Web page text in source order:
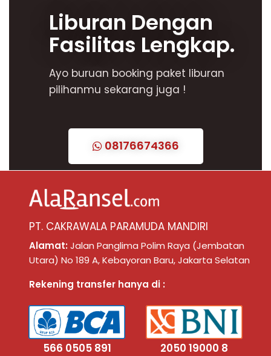
Liburan Dengan
Fasilitas Lengkap.
Ayo buruan booking paket liburan
pilihanmu sekarang juga !
08176674366
PT. CAKRAWALA PARAMUDA MANDIRI
Alamat: Jalan Panglima Polim Raya (Jembatan
Utara) No 189 A, Kebayoran Baru, Jakarta Selatan
Rekening transfer hanya di :
566 0505 891 2050 19000 8